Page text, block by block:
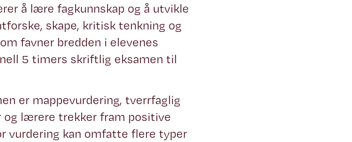
å lære fagkunnskap og å utvikle
skape, kritisk tenkning og
favner bredden i elevenes
5 timers skriftlig eksamen til
er mappevurdering, tverrfaglig
og lærere trekker fram positive
vurdering kan omfatte flere typer